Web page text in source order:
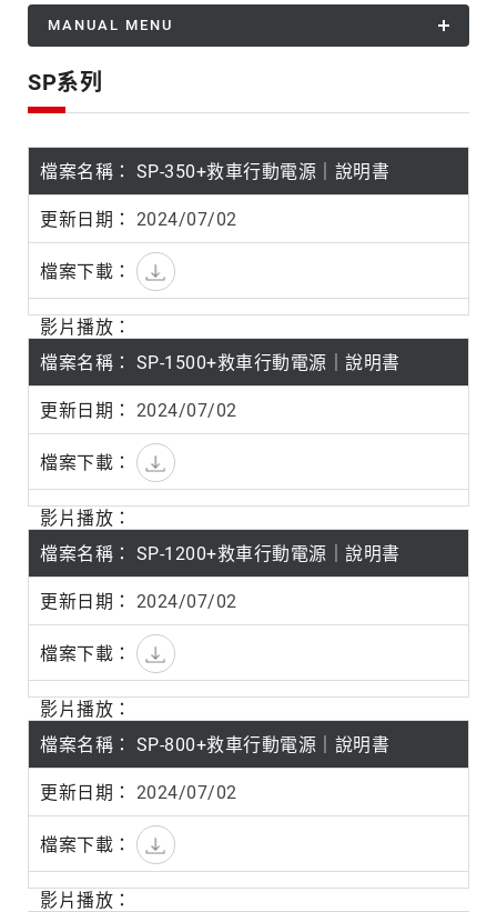
MANUAL MENU
產
品
列
SP系列
SP-350+救車行動電源｜說明書
2024/07/02
SP-1500+救車行動電源｜說明書
2024/07/02
SP-1200+救車行動電源｜說明書
2024/07/02
SP-800+救車行動電源｜說明書
2024/07/02